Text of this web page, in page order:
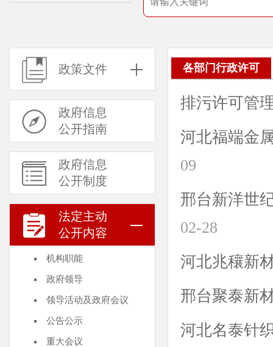
政策文件
政府信息
公开指南
政府信息
公开制度
法定主动
公开内容
机构职能
政府领导
领导活动及政府会议
公告公示
重大会议
各部门行政许可
排污许可管
河北福端金
09
邢台新洋世
02-28
河北兆穰新
邢台聚泰新
河北名泰针